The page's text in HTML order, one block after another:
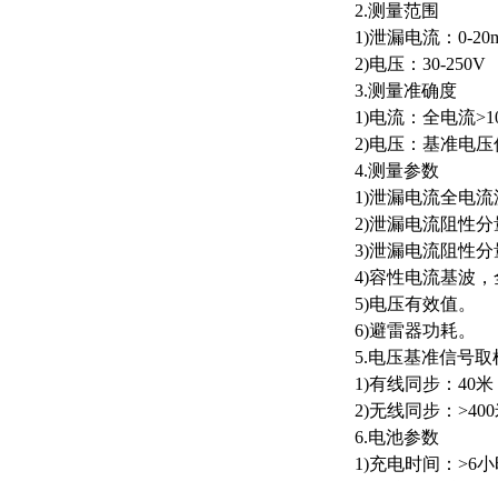
2.测量范围
1)泄漏电流：0-
2)电压：30-250V
3.测量准确度
1)电流：全电流
2)电压：基准电
4.测量参数
1)泄漏电流全电
2)泄漏电流阻性
3)泄漏电流阻性
4)容性电流基波
5)电压有效值。
6)避雷器功耗。
5.电压基准信号取
1)有线同步：40
2)无线同步：
6.电池参数
1)充电时间：>6